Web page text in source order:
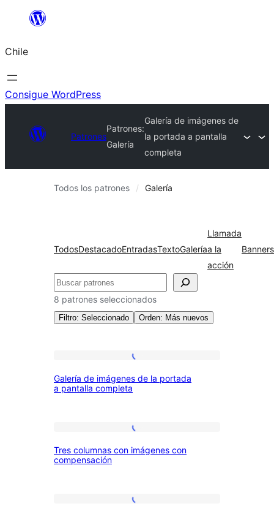
Saltar
contenido
Chile
Consigue WordPress
Patrones
Patrones:
Galería
Galería de imágenes de
la portada a pantalla
completa
Todos los patrones Galería
TodosDestacadoEntradasTextoGalería
Llamada
a la
acción
Banners
Buscar
8 patrones seleccionados
Filtro: Seleccionado Orden: Más nuevos
Patrones:
Galería
de
portada
Galería de imágenes de la portada
a pantalla completa
columnas
Tres columnas con imágenes con
compensación